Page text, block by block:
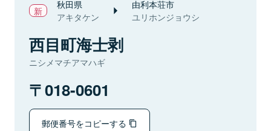
秋田県
アキタケン
由利本荘市
ユリホンジョウシ
西目町海士剥
ニシメマチアマハギ
018-0601
郵便番号をコピーする